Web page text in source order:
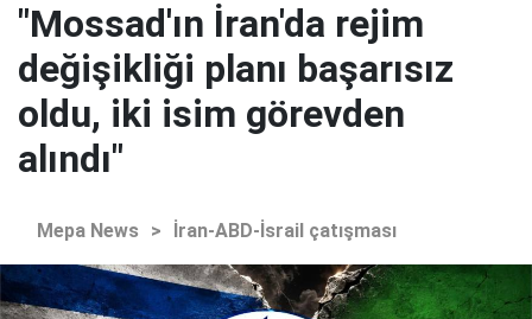
"Mossad'ın İran'da rejim
değişikliği planı başarısız
oldu, iki isim görevden
alındı"
Mepa News > İran-ABD-İsrail çatışması